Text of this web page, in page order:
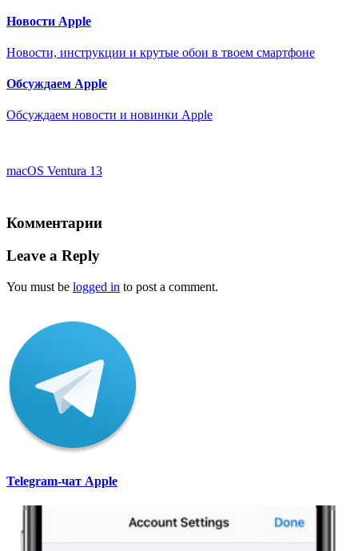
Новости Apple
Новости, инструкции и крутые обои в твоем смартфоне
Обсуждаем Apple
Обсуждаем новости и новинки Apple
macOS Ventura 13
Комментарии
Leave a Reply
You must be logged in to post a comment.
Telegram-чат Apple